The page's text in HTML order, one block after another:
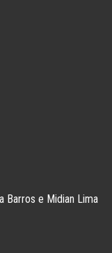
Barros e Midian Lima